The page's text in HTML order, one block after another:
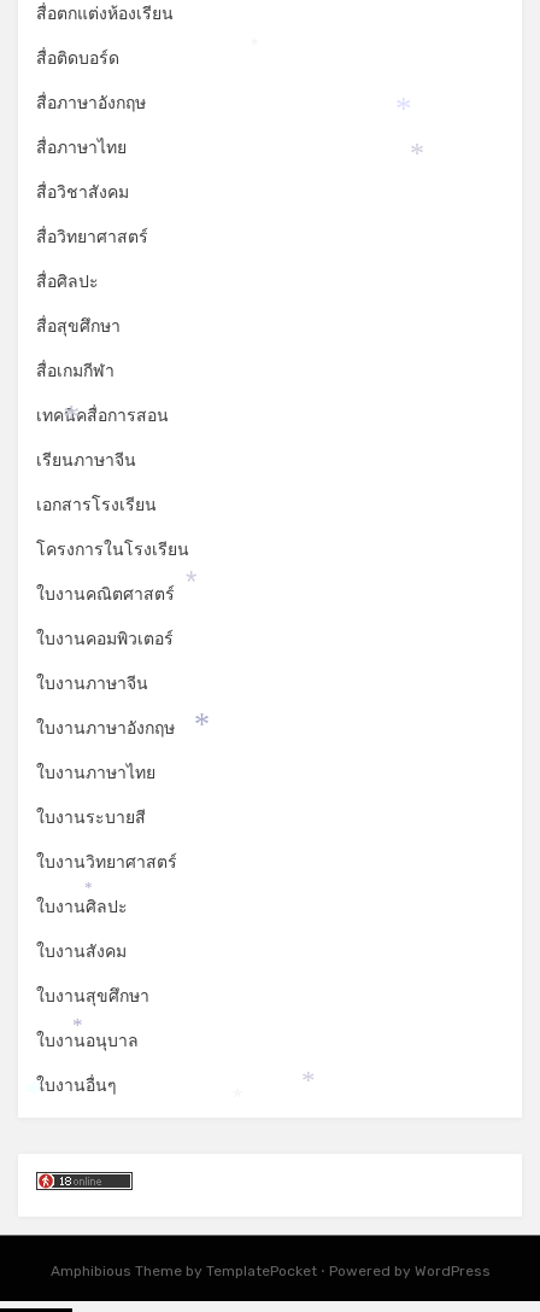
สื่อตกแต่งห้องเรียน
สื่อติดบอร์ด
สื่อภาษาอังกฤษ
สื่อภาษาไทย
สื่อวิชาสังคม
สื่อวิทยาศาสตร์
สื่อศิลปะ
สื่อสุขศึกษา
สื่อเกมกีฬา
เทคนิคสื่อการสอน
เรียนภาษาจีน
เอกสารโรงเรียน
โครงการในโรงเรียน
ใบงานคณิตศาสตร์
ใบงานคอมพิวเตอร์
ใบงานภาษาจีน
ใบงานภาษาอังกฤษ
ใบงานภาษาไทย
ใบงานระบายสี
ใบงานวิทยาศาสตร์
ใบงานศิลปะ
ใบงานสังคม
ใบงานสุขศึกษา
ใบงานอนุบาล
ใบงานอื่นๆ
Amphibious Theme by TemplatePocket ⋅ Powered by WordPress
*
*
*